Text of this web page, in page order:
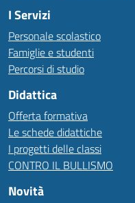
I Servizi
Personale scolastico
Famiglie e studenti
Percorsi di studio
Didattica
Offerta formativa
Le schede didattiche
I progetti delle classi
CONTRO IL BULLISMO
Novità